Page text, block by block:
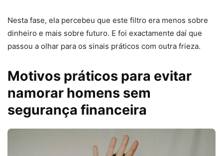
Nesta fase, ela percebeu que este filtro era menos sobre
dinheiro e mais sobre futuro. E foi exactamente daí que
passou a olhar para os sinais práticos com outra frieza.
Motivos práticos para evitar
namorar homens sem
segurança financeira